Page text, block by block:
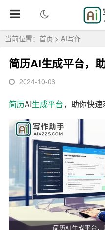
当前位置： 首页 > AI写作
简历AI生成平台，
2024-10-06
简历AI生成平台，助你快